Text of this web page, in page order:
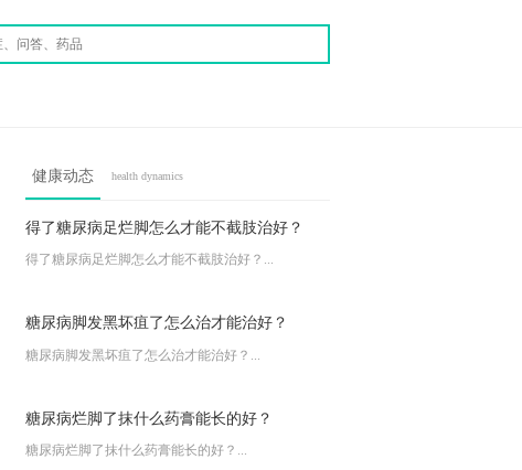
健康动态 health dynamics
得了糖尿病足烂脚怎么才能不截肢治好？
得了糖尿病足烂脚怎么才能不截肢治好？...
糖尿病脚发黑坏疽了怎么治才能治好？
糖尿病脚发黑坏疽了怎么治才能治好？...
糖尿病烂脚了抹什么药膏能长的好？
糖尿病烂脚了抹什么药膏能长的好？...